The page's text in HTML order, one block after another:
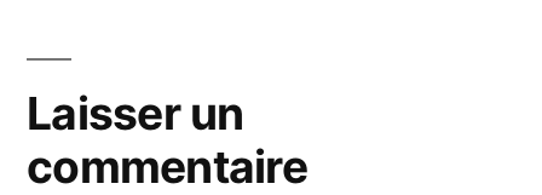
Laisser un
commentaire